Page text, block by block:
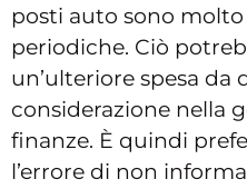
posti auto sono
periodiche. Ciò
un’ulteriore spesa da
considerazione nella
finanze. È quindi
l’errore di non